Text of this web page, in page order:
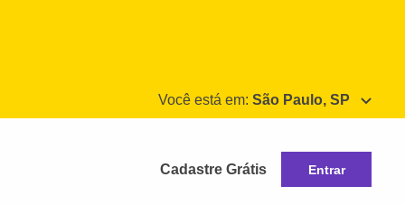
Você está em: São Paulo, SP
Cadastre Grátis Entrar